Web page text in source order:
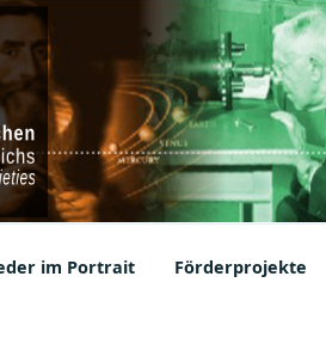
Societies
im Portrait Förderprojekte